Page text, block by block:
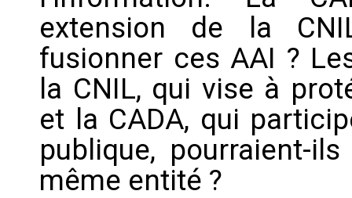
extension de la
fusionner ces AAI ?
la CNIL, qui vise à
et la CADA, qui
publique, pourraient-
même entité ?